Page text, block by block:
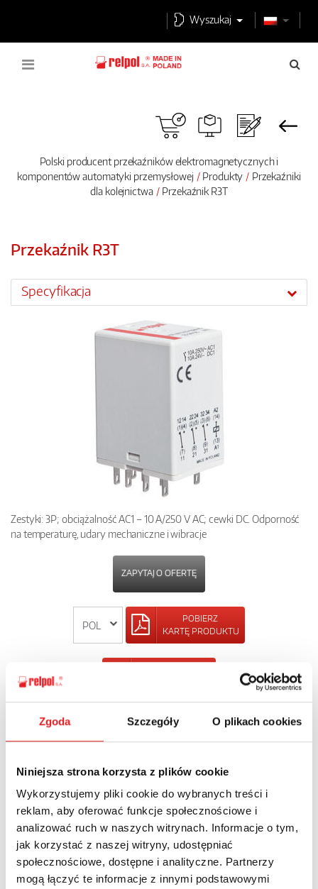
Zgoda Szczegóły O plikach cookies
Niniejsza strona korzysta z plików cookie
Wykorzystujemy pliki cookie do wybranych treści i
reklam, aby oferować funkcje społecznościowe i
analizować ruch w naszych witrynach. Informacje o tym,
jak korzystać z naszej witryny, udostępniać
społecznościowe, dostępne i analityczne. Partnerzy
mogą łączyć te informacje z innymi podstawowymi
Wyszukaj
Polski producent przekaźników elektromagnetycznych i
komponentów automatyki przemysłowej
Produkty
Przekaźniki
dla kolejnictwa
Przekaźnik R3T
Przekaźnik R3T
Specyfikacja
Zestyki: 3P; obciążalność AC1 – 10 A/250 V AC; cewki DC. Odporność
na temperaturę, udary mechaniczne i wibracje
ZAPYTAJ O OFERTĘ
POBIERZ
KARTĘ PRODUKTU
Imię i nazwisko: *
Adres e-mail: *